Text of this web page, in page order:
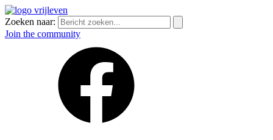
Zoeken naar:
Join the community